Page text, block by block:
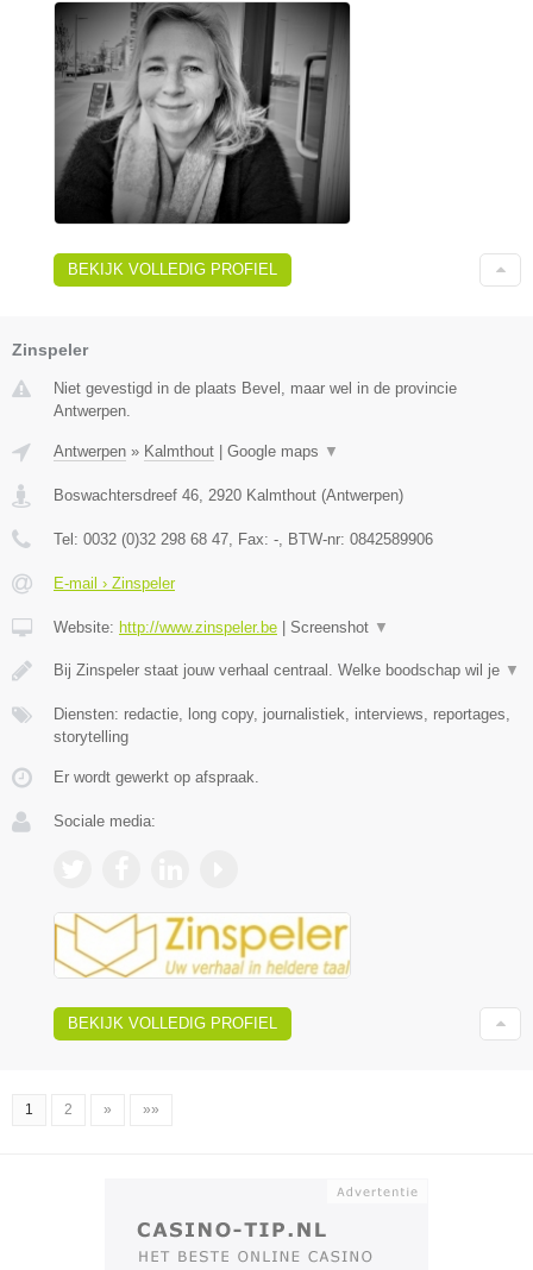
BEKIJK VOLLEDIG PROFIEL
Zinspeler
Niet gevestigd in de plaats Bevel, maar wel in de provincie
Antwerpen.
Antwerpen » Kalmthout | Google maps ▼
Boswachtersdreef 46 2920 Kalmthout (Antwerpen)
Tel: 0032 (0)32 298 68 47 , Fax: - , BTW-nr: 0842589906
E-mail › Zinspeler
Website: http://www.zinspeler.be | Screenshot ▼
Bij Zinspeler staat jouw verhaal centraal. Welke boodschap wil je ▼
Diensten: redactie, long copy, journalistiek, interviews, reportages,
storytelling
Er wordt gewerkt op afspraak.
Sociale media:
BEKIJK VOLLEDIG PROFIEL
1 2 » »»